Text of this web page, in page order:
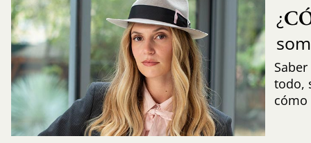
¿
todo,
cómo